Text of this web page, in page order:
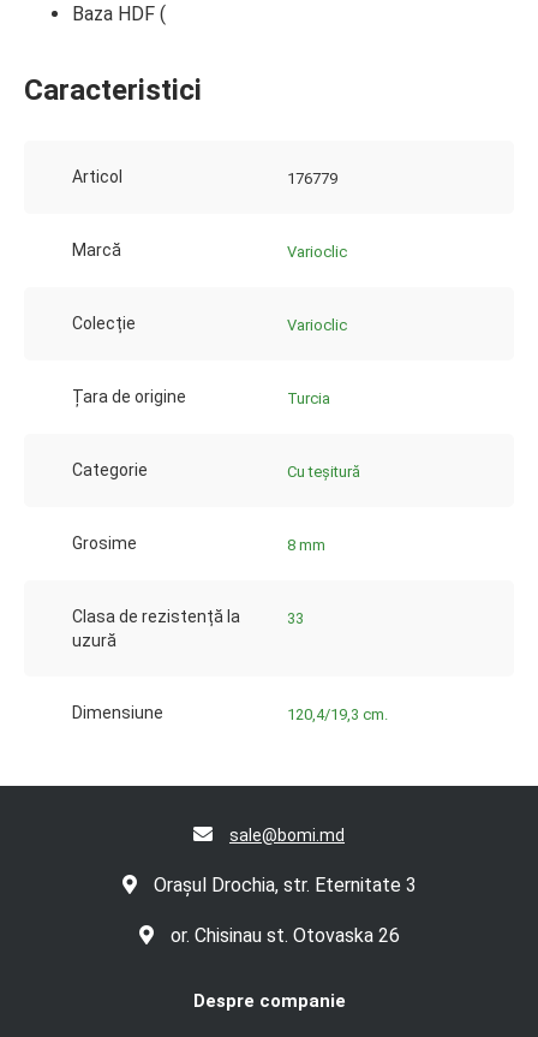
Baza HDF (
Caracteristici
Articol 176779
Marcă Varioclic
Colecție Varioclic
Țara de origine Turcia
Categorie Cu teșitură
Grosime 8 mm
Clasa de rezistență la
uzură
33
Dimensiune 120,4/19,3 cm.
sale@bomi.md
Orașul Drochia, str. Eternitate 3
or. Chisinau st. Otovaska 26
Despre companie